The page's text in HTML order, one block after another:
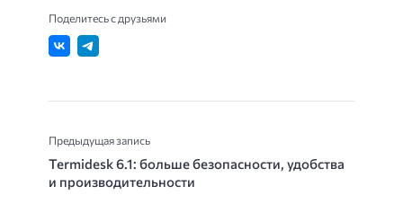
Поделитесь с друзьями
Предыдущая запись
Termidesk 6.1: больше безопасности, удобства
и производительности